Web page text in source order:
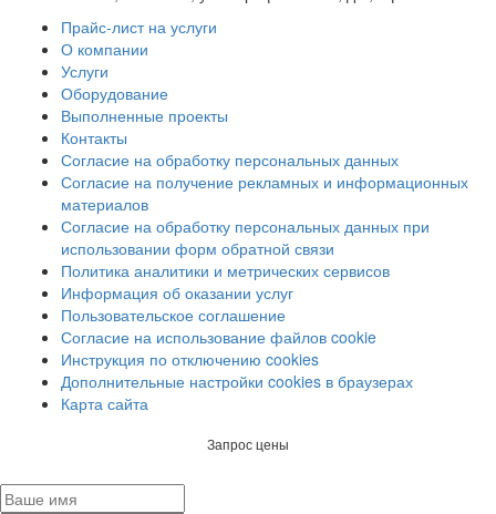
Прайс-лист на услуги
О компании
Услуги
Оборудование
Выполненные проекты
Контакты
Согласие на обработку персональных данных
Согласие на получение рекламных и информационных
материалов
Согласие на обработку персональных данных при
использовании форм обратной связи
Политика аналитики и метрических сервисов
Информация об оказании услуг
Пользовательское соглашение
Согласие на использование файлов cookie
Инструкция по отключению cookies
Дополнительные настройки cookies в браузерах
Карта сайта
Запрос цены